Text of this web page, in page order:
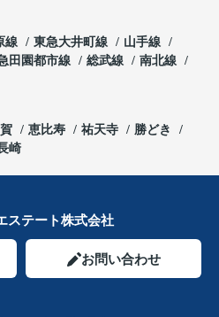
線 東急大井町線
山手線
田園都市線 総武線
南北線
恵比寿 祐天寺
勝どき
崎
ステート株式会社
お問い合わせ